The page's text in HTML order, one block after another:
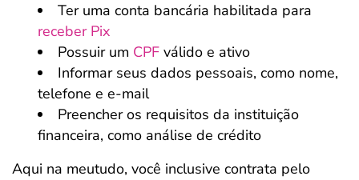
Ter uma conta bancária habilitada para
receber Pix
Possuir um CPF válido e ativo
Informar seus dados pessoais, como nome,
telefone e e-mail
Preencher os requisitos da instituição
financeira, como análise de crédito
Aqui na meutudo, você inclusive contrata pelo